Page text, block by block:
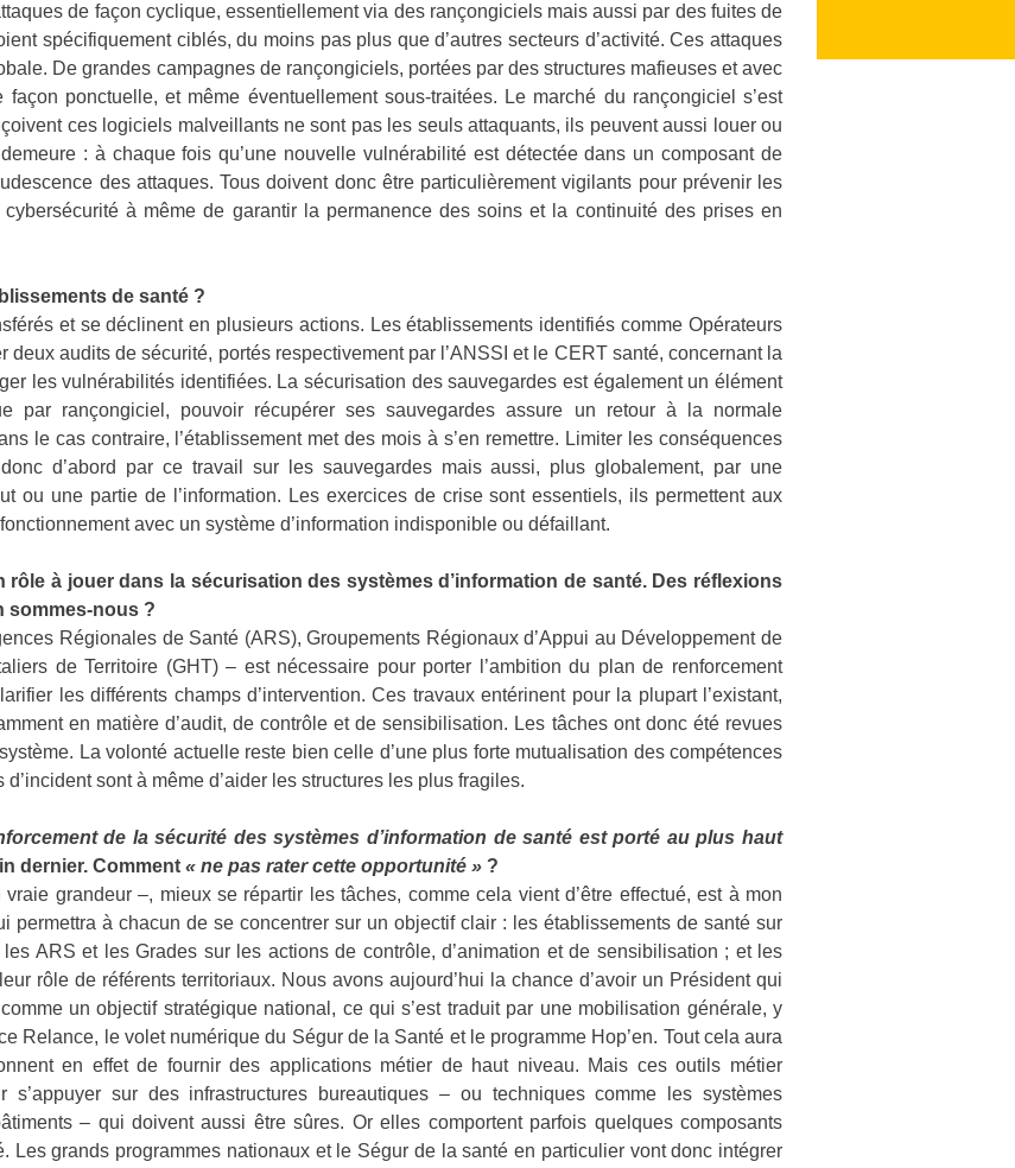
de façon cyclique, essentiellement via des rançongiciels mais aussi par des fuites de
spécifiquement ciblés, du moins pas plus que d’autres secteurs d’activité. Ces attaques
De grandes campagnes de rançongiciels, portées par des structures mafieuses et avec
ponctuelle, et même éventuellement sous-traitées. Le marché du rançongiciel s’est
ces logiciels malveillants ne sont pas les seuls attaquants, ils peuvent aussi louer ou
: à chaque fois qu’une nouvelle vulnérabilité est détectée dans un composant de
des attaques. Tous doivent donc être particulièrement vigilants pour prévenir les
à même de garantir la permanence des soins et la continuité des prises en
de santé ?
et se déclinent en plusieurs actions. Les établissements identifiés comme Opérateurs
audits de sécurité, portés respectivement par l’ANSSI et le CERT santé, concernant la
les vulnérabilités identifiées. La sécurisation des sauvegardes est également un élément
par rançongiciel, pouvoir récupérer ses sauvegardes assure un retour à la normale
le cas contraire, l’établissement met des mois à s’en remettre. Limiter les conséquences
d’abord par ce travail sur les sauvegardes mais aussi, plus globalement, par une
ou une partie de l’information. Les exercices de crise sont essentiels, ils permettent aux
avec un système d’information indisponible ou défaillant.
à jouer dans la sécurisation des systèmes d’information de santé. Des réflexions
sommes-nous ?
Régionales de Santé (ARS), Groupements Régionaux d’Appui au Développement de
de Territoire (GHT) – est nécessaire pour porter l’ambition du plan de renforcement
les différents champs d’intervention. Ces travaux entérinent pour la plupart l’existant,
en matière d’audit, de contrôle et de sensibilisation. Les tâches ont donc été revues
La volonté actuelle reste bien celle d’une plus forte mutualisation des compétences
sont à même d’aider les structures les plus fragiles.
de la sécurité des systèmes d’information de santé est porté au plus haut
dernier. Comment « ne pas rater cette opportunité » ?
grandeur –, mieux se répartir les tâches, comme cela vient d’être effectué, est à mon
permettra à chacun de se concentrer sur un objectif clair : les établissements de santé sur
les ARS et les Grades sur les actions de contrôle, d’animation et de sensibilisation ; et les
rôle de référents territoriaux. Nous avons aujourd’hui la chance d’avoir un Président qui
un objectif stratégique national, ce qui s’est traduit par une mobilisation générale, y
Relance, le volet numérique du Ségur de la Santé et le programme Hop’en. Tout cela aura
en effet de fournir des applications métier de haut niveau. Mais ces outils métier
s’appuyer sur des infrastructures bureautiques – ou techniques comme les systèmes
– qui doivent aussi être sûres. Or elles comportent parfois quelques composants
Les grands programmes nationaux et le Ségur de la santé en particulier vont donc intégrer